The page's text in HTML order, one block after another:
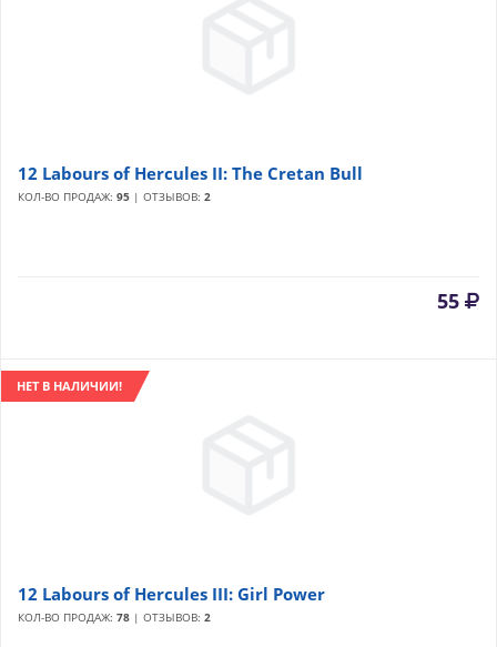
12 Labours of Hercules II: The Cretan Bull
КОЛ-ВО ПРОДАЖ: 95 | ОТЗЫВОВ: 2
55
НЕТ В НАЛИЧИИ!
12 Labours of Hercules III: Girl Power
КОЛ-ВО ПРОДАЖ: 78 | ОТЗЫВОВ: 2